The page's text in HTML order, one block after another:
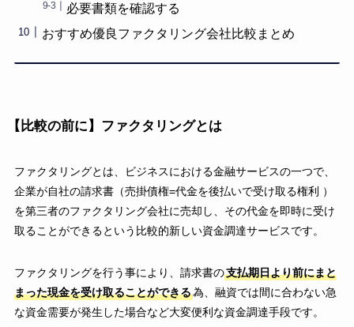
必要書類を確認する
おすすめ優良ファクタリング会社比較まとめ
【比較の前に】ファクタリングとは
ファクタリングとは、ビジネスにおける金融サービスの一つで、
企業が自社の請求書（売掛債権=代金を後払いで受け取る権利 ）
を第三者のファクタリング会社に売却し、その代金を即時に受け
取ることができるという比較的新しい資金調達サービスです。
ファクタリングを行う事により、請求書の支払期日より前にまと
まった現金を受け取ることができる為、融資では間に合わない急
な資金需要が発生した場合など大変便利な資金調達手段です。